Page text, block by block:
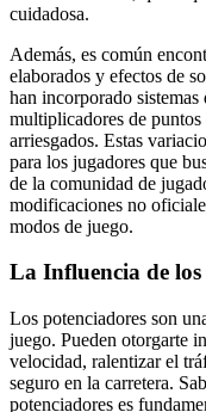
cuidadosa.
Además, es común
elaborados y efectos de
han incorporado
multiplicadores de
arriesgados. Estas
para los jugadores que
de la comunidad de
modificaciones no
modos de juego.
La Influencia de los
Los potenciadores son
juego. Pueden otorgarte
velocidad, ralentizar el
seguro en la carretera.
potenciadores es